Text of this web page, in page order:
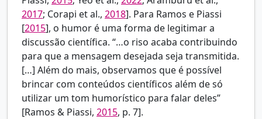
2017; Corapi et al., 2018]. Para Ramos e Piassi
[2015], o humor é uma forma de legitimar a
discussão científica. “…o riso acaba contribuindo
para que a mensagem desejada seja transmitida.
[…] Além do mais, observamos que é possível
brincar com conteúdos científicos além de só
utilizar um tom humorístico para falar deles”
[Ramos & Piassi, 2015, p. 7].